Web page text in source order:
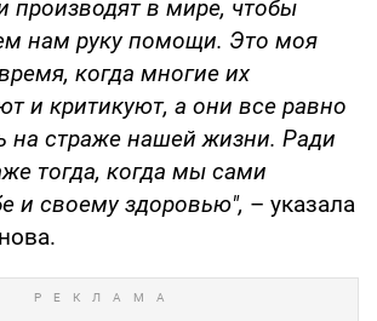
производят в мире, чтобы
нам руку помощи. Это моя
когда многие их
и критикуют, а они все равно
на страже нашей жизни. Ради
тогда, когда мы сами
и своему здоровью", – указала